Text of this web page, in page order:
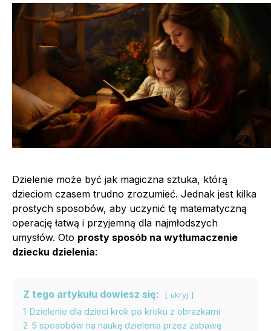
Dzielenie może być jak magiczna sztuka, którą
dzieciom czasem trudno zrozumieć. Jednak jest kilka
prostych sposobów, aby uczynić tę matematyczną
operację łatwą i przyjemną dla najmłodszych
umysłów. Oto prosty sposób na wytłumaczenie
dziecku dzielenia:
Z tego artykułu dowiesz się: ukryj
1 Dzielenie dla dzieci krok po kroku z obrazkami
2 5 sposobów na naukę dzielenia przez zabawę